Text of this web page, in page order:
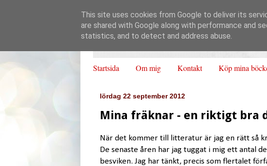
Startsida Om mig Kontakt Köp mina
lördag 22 september 2012
Mina fräknar - en riktigt bra
När det kommer till litteratur är jag en rätt så
De senaste åren har jag tuggat i mig ett antal
besviken. Jag har tänkt, precis som flertalet
This site uses cookies from Google to deliver its
are shared with Google along with performance and
statistics, and to detect and address abuse.